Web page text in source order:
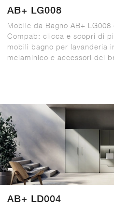
AB+ LG008
Mobile da Bagno AB+ LG008
Compab: clicca e scopri di
mobili bagno per lavanderia
melaminico e accessori del
AB+ LD004